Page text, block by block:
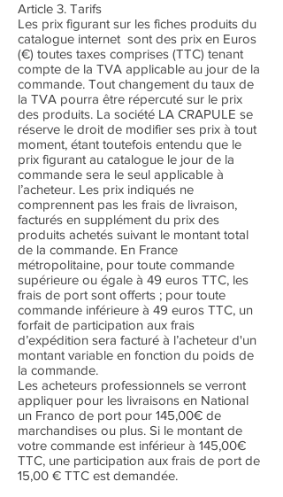
Article 3. Tarifs
Les prix figurant sur les fiches produits du
catalogue internet sont des prix en Euros
(€) toutes taxes comprises (TTC) tenant
compte de la TVA applicable au jour de la
commande. Tout changement du taux de
la TVA pourra être répercuté sur le prix
des produits. La société LA CRAPULE se
réserve le droit de modifier ses prix à tout
moment, étant toutefois entendu que le
prix figurant au catalogue le jour de la
commande sera le seul applicable à
l’acheteur. Les prix indiqués ne
comprennent pas les frais de livraison,
facturés en supplément du prix des
produits achetés suivant le montant total
de la commande. En France
métropolitaine, pour toute commande
supérieure ou égale à 49 euros TTC, les
frais de port sont offerts ; pour toute
commande inférieure à 49 euros TTC, un
forfait de participation aux frais
d’expédition sera facturé à l’acheteur d'un
montant variable en fonction du poids de
la commande.
Les acheteurs professionnels se verront
appliquer pour les livraisons en National
un Franco de port pour 145,00€ de
marchandises ou plus. Si le montant de
votre commande est inférieur à 145,00€
TTC, une participation aux frais de port de
15,00 € TTC est demandée.